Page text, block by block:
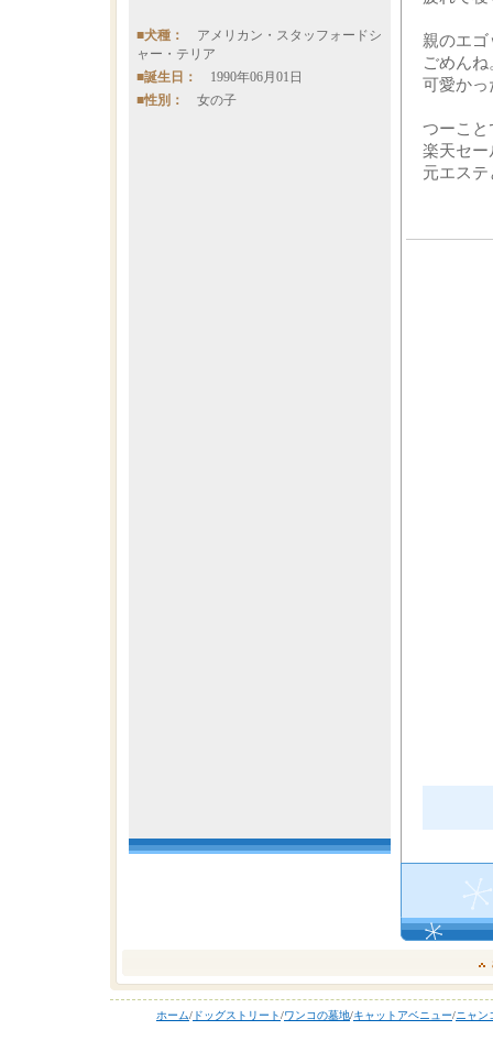
■犬種： アメリカン・スタッフォードシ
ャー・テリア
■誕生日： 1990年06月01日
■性別： 女の子
親のエゴ
ごめんね
可愛かっ
つーこと
楽天セー
元エス
ホーム/ ドッグストリート/ワンコの墓地/キャットアベニュー/ニャン